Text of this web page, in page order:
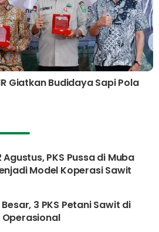
Giatkan Budidaya Sapi Pola
Agustus, PKS Pussa di Muba
Model Koperasi Sawit
3 PKS Petani Sawit di
Operasional